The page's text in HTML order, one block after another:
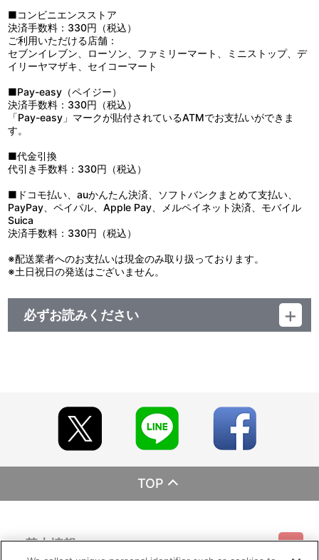
12：ひとりぼっち
13：水無瀬小糸のテーマ
14：よぎる不安
15：シリアス・バトル
16：メインテーマ ～ファントム～
18：心の闇
19：小さな決意
20：君の居場所
21：思い出が人を作る
1：ファントム・ワールドへようこそ ～アバンＢ～
3：天よ怒れ、大地よ叫べ！
4：久瑠美、未知との遭遇
5：クママクラーレン家の危機
6：兵士長アルブレヒト
8：北島先輩の告白
9：北島先輩の願い
11：幕末妖怪物語 ～ファントムを追え！～
12：幕末妖怪物語 ～池田屋事件～
13：魔女ファントムのたくらみ
19：エニグマ、覚醒
20：メインテーマ ～世界の本質～
22：トートの天倫に 虚像を晒せ！
23：メインテーマ ～幻想と現実～
24：ファントム・アイキャッチＡ ～日常～
25：ファントム・アイキャッチＢ ～日常～
■コンビニエンスストア
決済手数料：330円（税込）
ご利用いただける店舗：
セブンイレブン、ローソン、ファミリーマート、ミニストップ、デ
イリーヤマザキ、セイコーマート
■Pay-easy（ペイジー）
決済手数料：330円（税込）
「Pay-easy」マークが貼付されているATMでお支払いができま
す。
■代金引換
代引き手数料：330円（税込）
■ドコモ払い、auかんたん決済、ソフトバンクまとめて支払い、
PayPay、ペイパル、Apple Pay、メルペイネット決済、モバイル
Suica
決済手数料：330円（税込）
※配送業者へのお支払いは現金のみ取り扱っております。
※土日祝日の発送はございません。
必ずお読みください
TOP
基本情報